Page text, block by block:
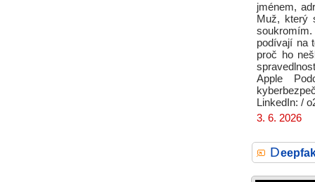
jménem,
Muž, který
podívají na
proč ho
Apple
LinkedIn: /
3. 6. 2026
D